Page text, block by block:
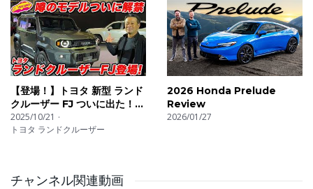
【登場！】トヨタ 新型 ランド
クルーザー FJ ついに出た！
待望の末っ子は オフも本格
派！
2025/10/21
トヨタ ランドクルーザー
2026 Honda Prelude
Review
2026/01/27
チャンネル関連動画